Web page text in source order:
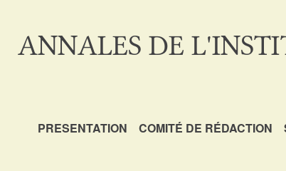
ANNALES DE
PRESENTATION COMITÉ DE RÉDACTION